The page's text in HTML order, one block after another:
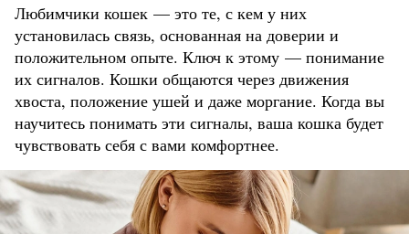
Любимчики кошек — это те, с кем у них
установилась связь, основанная на доверии и
положительном опыте. Ключ к этому — понимание
их сигналов. Кошки общаются через движения
хвоста, положение ушей и даже моргание. Когда вы
научитесь понимать эти сигналы, ваша кошка будет
чувствовать себя с вами комфортнее.